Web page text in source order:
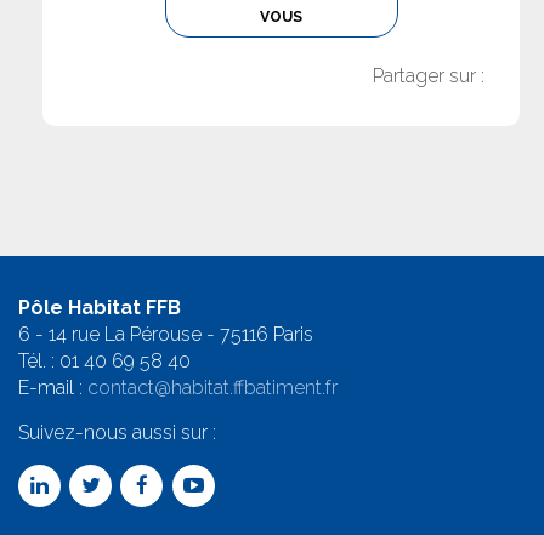
VOUS
Partager sur :
Pôle Habitat FFB
6 - 14 rue La Pérouse - 75116 Paris
Tél. : 01 40 69 58 40
E-mail : contact@habitat.ffbatiment.fr
Suivez-nous aussi sur :